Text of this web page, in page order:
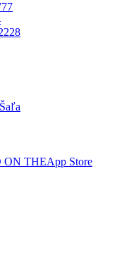
ON THEApp Store